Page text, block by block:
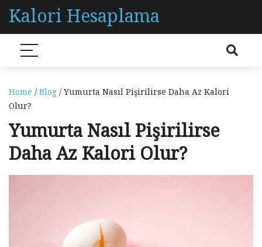
Kalori Hesaplama
Home / Blog / Yumurta Nasıl Pişirilirse Daha Az Kalori
Olur?
Yumurta Nasıl Pişirilirse
Daha Az Kalori Olur?